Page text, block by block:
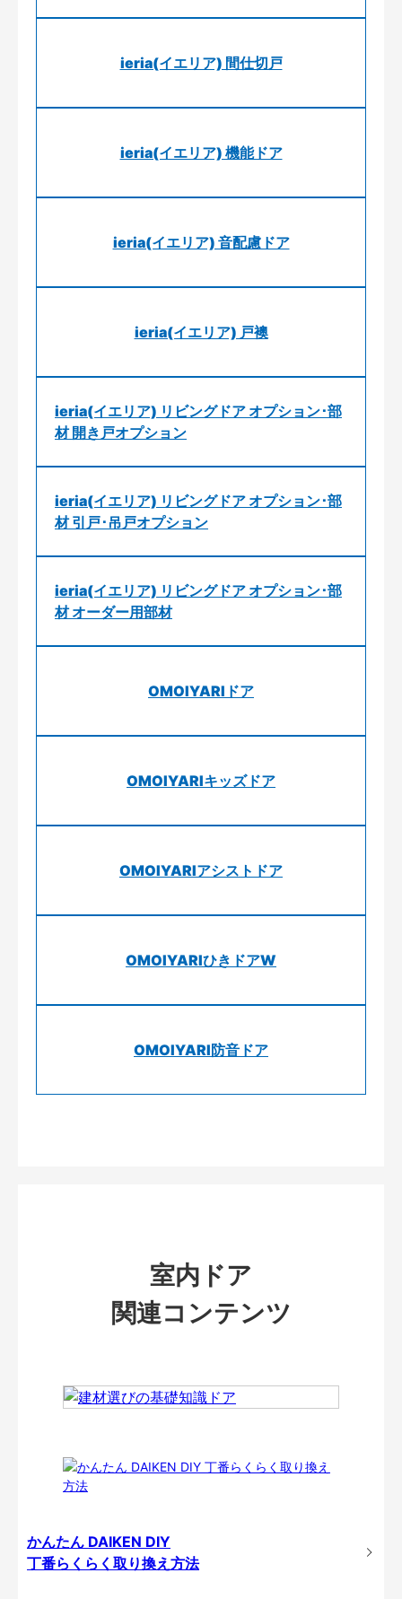
ieria(イエリア) 間仕切戸
ieria(イエリア) 機能ドア
ieria(イエリア) 音配慮ドア
ieria(イエリア) 戸襖
ieria(イエリア) リビングドア オプション･部
材 開き戸オプション
ieria(イエリア) リビングドア オプション･部
材 引戸･吊戸オプション
ieria(イエリア) リビングドア オプション･部
材 オーダー用部材
OMOIYARIドア
OMOIYARIキッズドア
OMOIYARIアシストドア
OMOIYARIひきドアW
OMOIYARI防音ドア
室内ドア
関連コンテンツ
かんたん DAIKEN DIY
丁番らくらく取り換え方法